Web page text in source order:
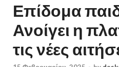
Επίδομα
Ανοίγει η
τις νέες